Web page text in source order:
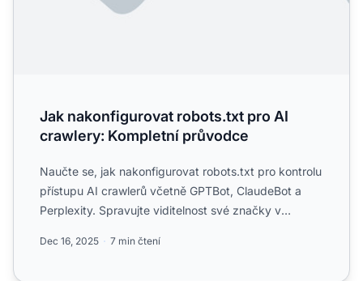
Jak nakonfigurovat robots.txt pro AI
crawlery: Kompletní průvodce
Naučte se, jak nakonfigurovat robots.txt pro kontrolu
přístupu AI crawlerů včetně GPTBot, ClaudeBot a
Perplexity. Spravujte viditelnost své značky v
Dec 16, 2025 7 min čtení